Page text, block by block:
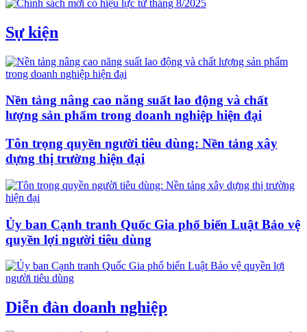
Sự kiện
Nền tảng nâng cao năng suất lao động và chất
lượng sản phẩm trong doanh nghiệp hiện đại
Tôn trọng quyền người tiêu dùng: Nền tảng xây
dựng thị trường hiện đại
Ủy ban Cạnh tranh Quốc Gia phổ biến Luật Bảo vệ
quyền lợi người tiêu dùng
Diễn đàn doanh nghiệp